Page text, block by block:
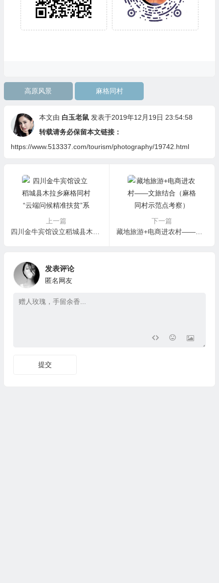
高原风景 麻格同村
本文由 白玉老鼠 发表于2019年12月19日 23:54:58
转载请务必保留本文链接：
https://www.513337.com/tourism/photography/19742.html
上一篇
下一篇
藏地旅游+电商进农村——文旅结合（麻格同村示范点考察）
发表评论
匿名网友
提交